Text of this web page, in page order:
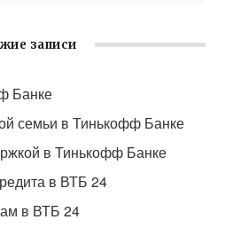
записи
Банке
семьи в Тинькофф Банке
в Тинькофф Банке
в ВТБ 24
в ВТБ 24